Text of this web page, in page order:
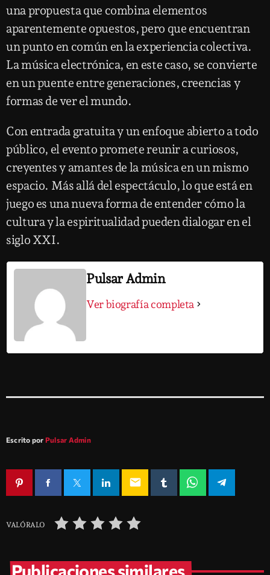
una propuesta que combina elementos
aparentemente opuestos, pero que encuentran
un punto en común en la experiencia colectiva.
La música electrónica, en este caso, se convierte
en un puente entre generaciones, creencias y
formas de ver el mundo.
Con entrada gratuita y un enfoque abierto a todo
público, el evento promete reunir a curiosos,
creyentes y amantes de la música en un mismo
espacio. Más allá del espectáculo, lo que está en
juego es una nueva forma de entender cómo la
cultura y la espiritualidad pueden dialogar en el
siglo XXI.
Pulsar Admin
Ver biografía completa
Escrito por Pulsar Admin
email
VALÓRALO
Publicaciones similares